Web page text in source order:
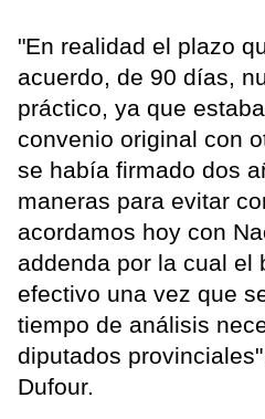
"En realidad el plazo
acuerdo, de 90 días,
práctico, ya que
convenio original con
se había firmado dos
maneras para evitar
acordamos hoy con
addenda por la cual el
efectivo una vez que
tiempo de análisis
diputados
Dufour.